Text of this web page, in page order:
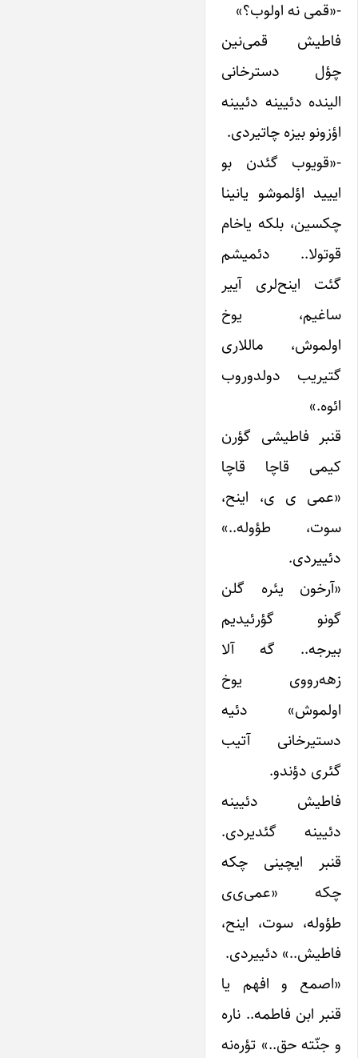
-«قمی نه اولوب؟»
فاطیش قمی‌نین
چؤل دسترخانی
الینده دئیینه دئیینه
اؤزونو بیزه چاتیردی.
-«قویوب گئدن بو
اییید اؤلموشو یانینا
چکسین، بلکه یاخام
قوتولا.. دئمیشم
گئت اینح‌لری آییر
ساغیم، یوخ
اولموش، ماللاری
گتیریب دولدوروب
ائوه.»
قنبر فاطیشی گؤرن
کیمی قاچا قاچا
«عمی ی ی، اینح،
سوت، طؤوله..»
دئییردی.
«آرخون یئره گلن
گونو گؤرئیدیم
بیرجه.. گه آلا
زهه‌رووی یوخ
اولموش» دئیه
دستیرخانی آتیب
گئری دؤندو.
فاطیش دئیینه
دئیینه گئدیردی.
قنبر ایچینی چکه
چکه «عمی‌ی‌ی
طؤوله، سوت، اینح،
فاطیش..» دئییردی.
«اصمع و افهم یا
قنبر ابن فاطمه.. ناره
و جنّته حق..» تؤره‌نه